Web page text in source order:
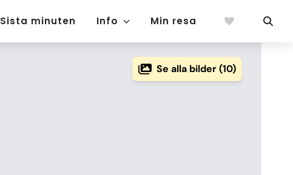
Sista minuten Info Min resa
Se alla bilder (10)